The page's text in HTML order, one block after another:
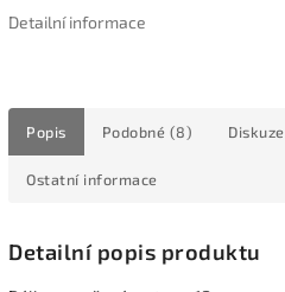
Detailní informace
Popis Podobné (8) Diskuze
Ostatní informace
Detailní popis produktu